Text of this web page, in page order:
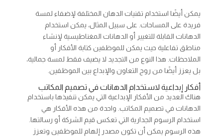
يمكن أيضًا استخدام تقنيات الدهان المختلفة لإضفاء لمسة
فريدة على المساحات. على سبيل المثال، يمكن استخدام
الدهانات القابلة للتغيير أو الدهانات المغناطيسية لإنشاء
مناطق تفاعلية حيث يمكن للموظفين كتابة الأفكار أو
الملاحظات. هذا النوع من التجديد لا يضيف فقط لمسة جمالية،
بل يعزز أيضًا من روح التعاون والإبداع بين الموظفين.
أفكار إبداعية لاستخدام الدهانات في تصميم المكاتب
هناك العديد من الأفكار الإبداعية التي يمكن تنفيذها باستخدام
الدهانات في تصميم المكاتب. واحدة من هذه الأفكار هي
استخدام الرسوم الجدارية التي تعكس قيم الشركة أو رسالتها.
هذه الرسوم يمكن أن تكون مصدر إلهام للموظفين وتعزز